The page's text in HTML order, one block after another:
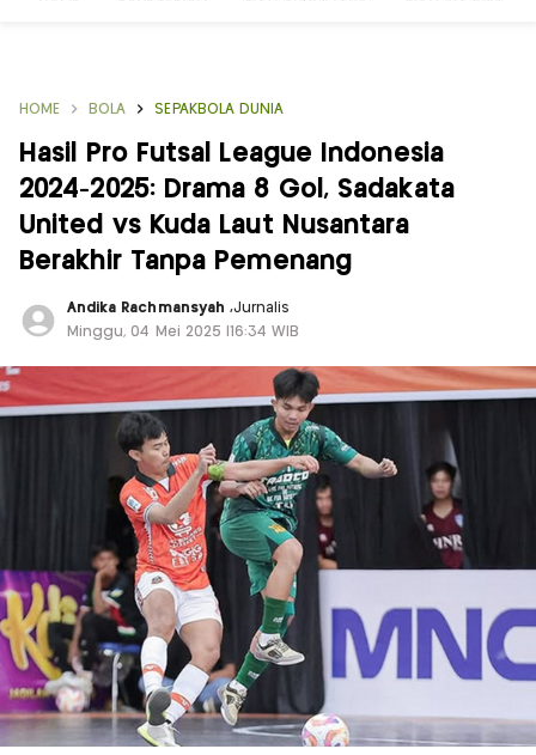
HOME BOLA SEPAKBOLA DUNIA
Hasil Pro Futsal League Indonesia
2024-2025: Drama 8 Gol, Sadakata
United vs Kuda Laut Nusantara
Berakhir Tanpa Pemenang
Andika Rachmansyah ,Jurnalis
Minggu, 04 Mei 2025 |16:34 WIB